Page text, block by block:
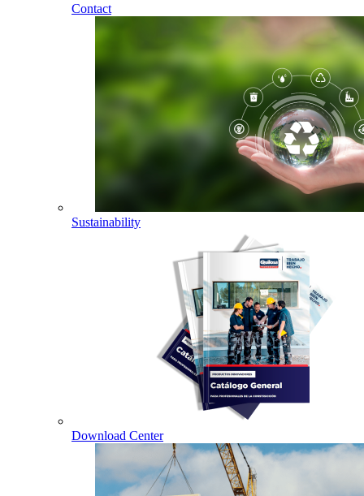
Contact
Sustainability
Download Center